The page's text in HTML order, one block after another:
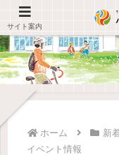
ホーム 新
イベント情報